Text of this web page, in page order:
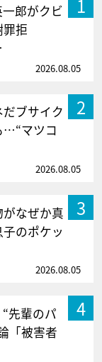
1
郎がクビ
拒
2026.08.05
2
ブサイク
…“マツコ
2026.08.05
3
なぜか真
のポケッ
2026.08.05
4
先輩のパ
「被害者